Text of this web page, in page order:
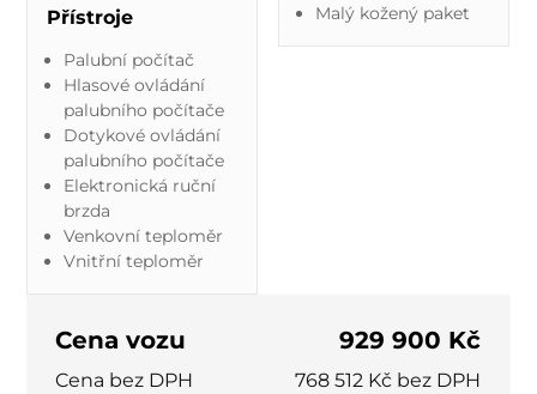
Přístroje
Palubní počítač
Hlasové ovládání
palubního počítače
Dotykové ovládání
palubního počítače
Elektronická ruční
brzda
Venkovní teploměr
Vnitřní teploměr
Malý kožený paket
Cena vozu 929 900 Kč
Cena bez DPH
768 512 Kč bez DPH